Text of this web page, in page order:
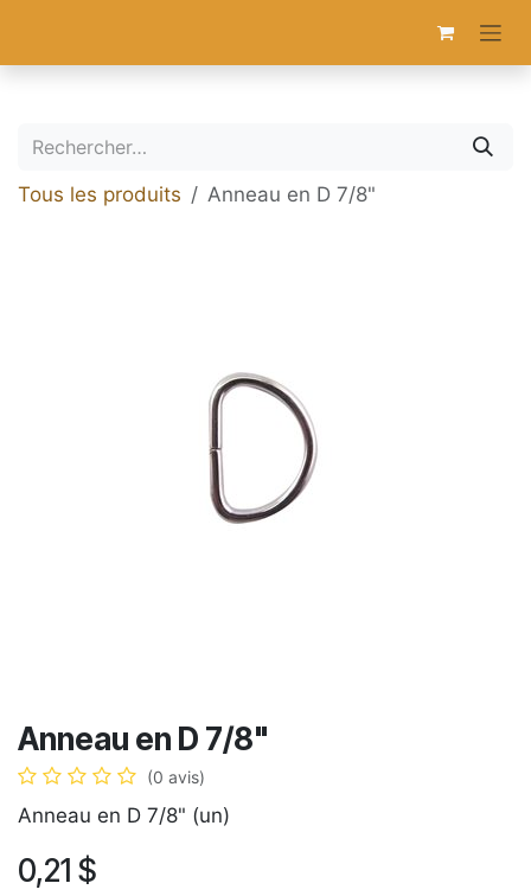
Tous les produits Anneau en D 7/8"
Anneau en D 7/8"
(0 avis)
Anneau en D 7/8" (un)
0,21 $